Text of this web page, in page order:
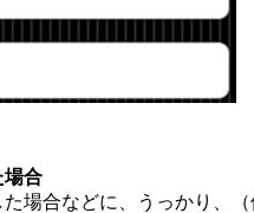
場合
場合などに、うっかり、